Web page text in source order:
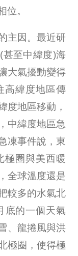
位。
主因。最近研
甚至中緯度)海
大氣擾動變得
高緯度地區傳
度地區移動，
中緯度地區急
凍事件說，東
極圈與美西暖
全球溫度還是
較多的水氣北
底的一個天氣
、龍捲風與洪
極圈，使得極